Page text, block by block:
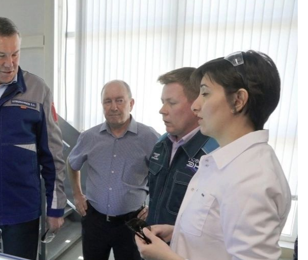
г. Москва, ул.
Солнечногорская 12
Пн-Пт: 8:00-18:00 Cб-Вс:
Выходной
msk@spectra-zavod.ru
+7 (391) 228-74-22
г. Красноярск, ул.
Рокоссовского, 18и
Пн-Пт: 9:00-18:00 Cб-Вс:
Выходной
info@spectra-zavod.ru